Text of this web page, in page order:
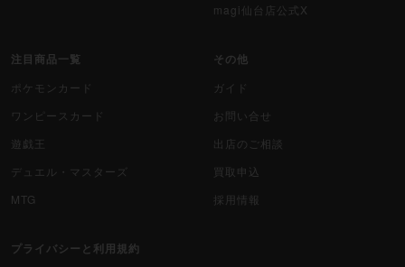
遊戯王海外版
カードファイト!! ヴァンガード
バトルスピリッツ
magi仙台店公式X
注目商品一覧
ポケモンカード
ワンピースカード
遊戯王
デュエル・マスターズ
MTG
その他
ガイド
お問い合せ
出店のご相談
買取申込
採用情報
プライバシーと利用規約